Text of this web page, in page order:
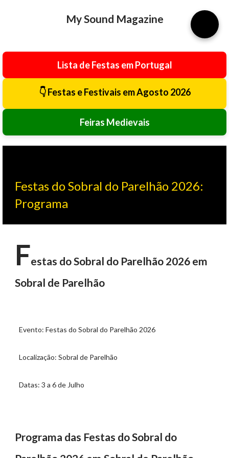
My Sound Magazine
Lista de Festas em Portugal
👇 Festas e Festivais em Agosto 2026
Feiras Medievais
Festas do Sobral do Parelhão 2026:
Programa
Festas do Sobral do Parelhão 2026 em
Sobral de Parelhão
Evento: Festas do Sobral do Parelhão 2026
Localização: Sobral de Parelhão
Datas: 3 a 6 de Julho
Programa das Festas do Sobral do